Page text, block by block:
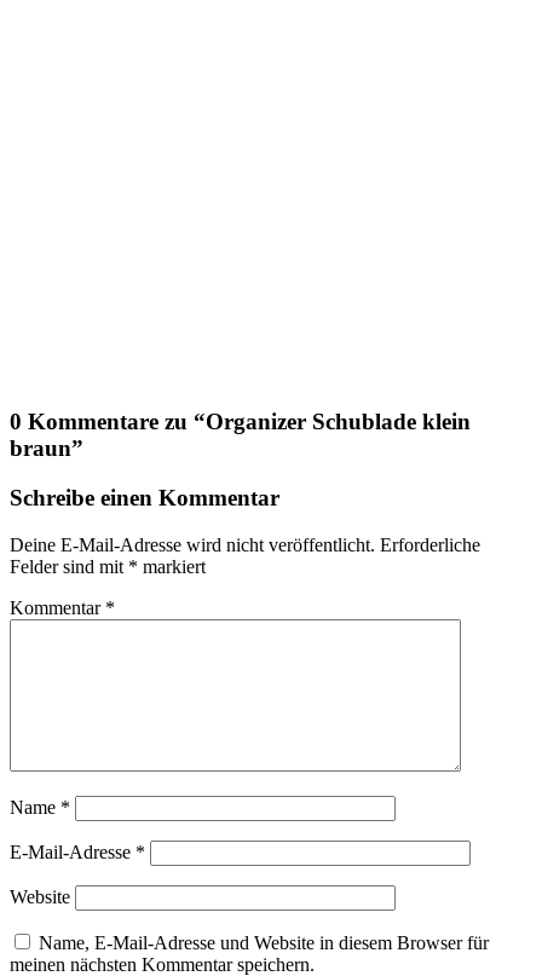
0 Kommentare zu “Organizer Schublade klein
braun”
Schreibe einen Kommentar
Deine E-Mail-Adresse wird nicht veröffentlicht. Erforderliche
Felder sind mit * markiert
Kommentar *
Name *
E-Mail-Adresse *
Website
Name, E-Mail-Adresse und Website in diesem Browser für
meinen nächsten Kommentar speichern.